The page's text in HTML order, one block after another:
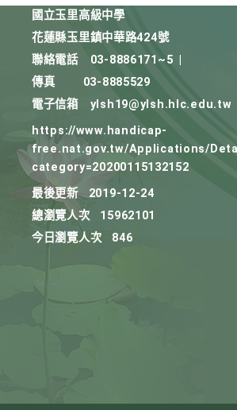
國立玉里高級中學
花蓮縣玉里鎮中華路424號
聯絡電話
03-8886171~5
傳真
03-8885529
電子信箱
ylsh19@ylsh.hlc.edu.tw
https://www.handicap-
free.nat.gov.tw/Applications/
category=20200115132152
最後更新
2019-12-24
總瀏覽人次
15962101
今日瀏覽人次
846